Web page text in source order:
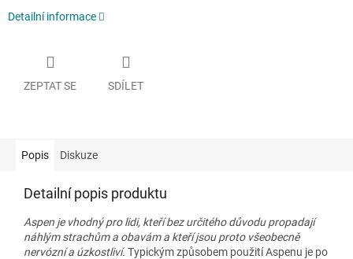
Detailní informace
ZEPTAT SE SDÍLET
Popis Diskuze
Detailní popis produktu
Aspen je vhodný pro lidi, kteří bez určitého důvodu propadají
náhlým strachům a obavám a kteří jsou proto všeobecně
nervózní a úzkostliví. Typickým způsobem použití Aspenu je po